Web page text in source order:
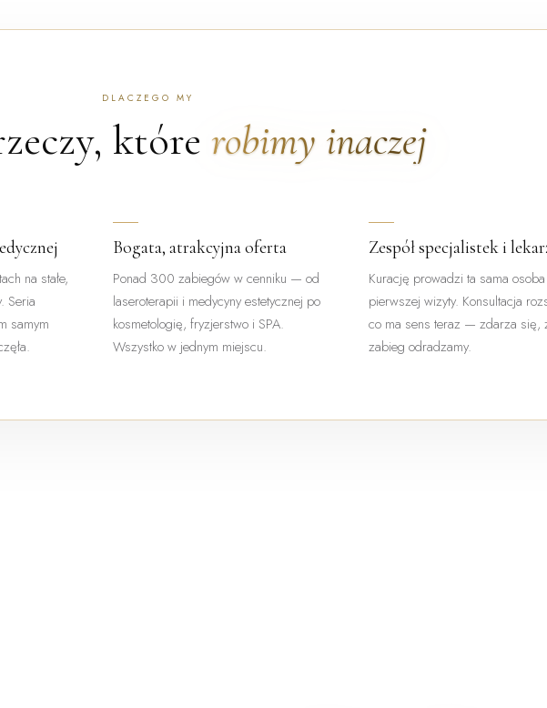
DLACZEGO MY
które robimy inaczej
na stałe,
Seria
samym
Bogata, atrakcyjna oferta
Ponad 300 zabiegów w cenniku — od
laseroterapii i medycyny estetycznej po
kosmetologię, fryzjerstwo i SPA.
Wszystko w jednym miejscu.
Zespół specjalistek i
Kurację prowadzi ta sama
pierwszej wizyty. Konsultacja
co ma sens teraz — zdarza się,
zabieg odradzamy.